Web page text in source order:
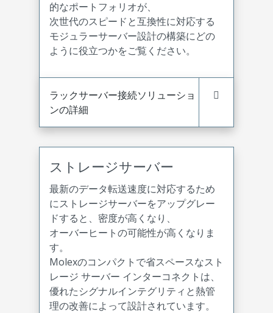
的なポートフォリオが、
次世代のスピードと互換性に対応する
モジュラーサーバー設計の構築にどの
ように役立つかをご覧ください。
ラックサーバー接続ソリューショ
ンの詳細
ストレージサーバー
最新のデータ転送速度に対応するため
にストレージサーバーをアップグレー
ドすると、密度が高くなり、
オーバーヒートの可能性が高くなりま
す。
Molexのコンパクトで省スペースなスト
レージ サーバー インターコネクトは、
優れたシグナルインテグリティと熱管
理の改善によって設計されています。